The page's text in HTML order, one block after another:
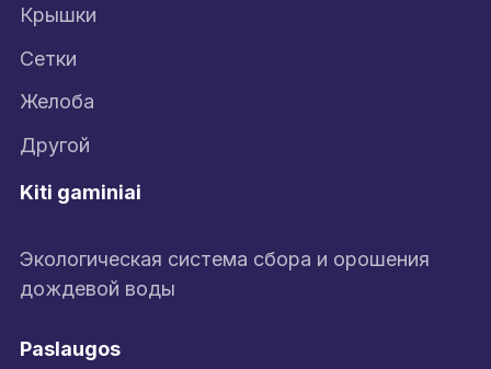
Крышки
Сетки
Желоба
Другой
Kiti gaminiai
Экологическая система сбора и орошения
дождевой воды
Paslaugos